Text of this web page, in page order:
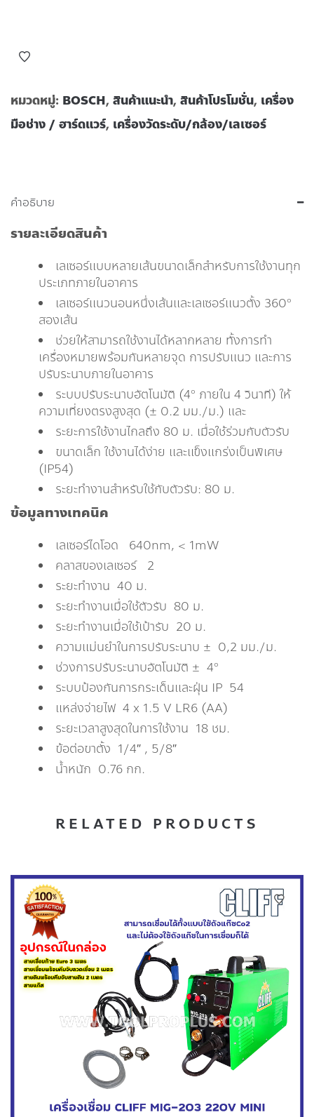
หมวดหมู่: BOSCH, สินค้าแนะนำ, สินค้าโปรโมชั่น, เครื่อง
มือช่าง / ฮาร์ดแวร์, เครื่องวัดระดับ/กล้อง/เลเซอร์
คำอธิบาย
รายละเอียดสินค้า
เลเซอร์แบบหลายเส้นขนาดเล็กสำหรับการใช้งานทุก
ประเภทภายในอาคาร
เลเซอร์แนวนอนหนึ่งเส้นและเลเซอร์แนวตั้ง 360°
สองเส้น
ช่วยให้สามารถใช้งานได้หลากหลาย ทั้งการทำ
เครื่องหมายพร้อมกันหลายจุด การปรับแนว และการ
ปรับระนาบภายในอาคาร
ระบบปรับระนาบอัตโนมัติ (4° ภายใน 4 วินาที) ให้
ความเที่ยงตรงสูงสุด (± 0.2 มม./ม.) และ
ระยะการใช้งานไกลถึง 80 ม. เมื่อใช้ร่วมกับตัวรับ
ขนาดเล็ก ใช้งานได้ง่าย และแข็งแกร่งเป็นพิเศษ
(IP54)
ระยะทำงานสำหรับใช้กับตัวรับ: 80 ม.
ข้อมูลทางเทคนิค
เลเซอร์ไดโอด 640nm, < 1mW
คลาสของเลเซอร์ 2
ระยะทำงาน 40 ม.
ระยะทำงานเมื่อใช้ตัวรับ 80 ม.
ระยะทำงานเมื่อใช้เป้ารับ 20 ม.
ความแม่นยำในการปรับระนาบ ± 0,2 มม./ม.
ช่วงการปรับระนาบอัตโนมัติ ± 4°
ระบบป้องกันการกระเด็นและฝุ่น IP 54
แหล่งจ่ายไฟ 4 x 1.5 V LR6 (AA)
ระยะเวลาสูงสุดในการใช้งาน 18 ชม.
ข้อต่อขาตั้ง 1/4″ , 5/8″
น้ำหนัก 0.76 กก.
RELATED PRODUCTS